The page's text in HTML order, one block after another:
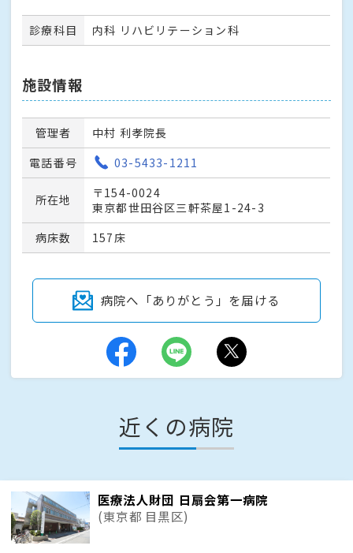
診療科目 内科 リハビリテーション科
施設情報
管理者
中村 利孝院長
電話番号
03-5433-1211
所在地
〒154-0024
東京都世田谷区三軒茶屋1-24-3
病床数
157床
病院へ「ありがとう」を届ける
近くの病院
医療法人財団 日扇会第一病院
(東京都 目黒区)